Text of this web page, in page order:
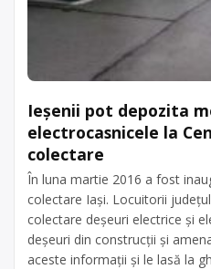
Ieșenii pot depozita
electrocasnicele la
colectare
În luna martie 2016 a fost
colectare Iași. Locuitorii
colectare deșeuri electrice și
deșeuri din construcții și
aceste informații și le lasă la